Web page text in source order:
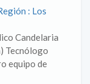
: Los
Candelaria
Tecnólogo
equipo de